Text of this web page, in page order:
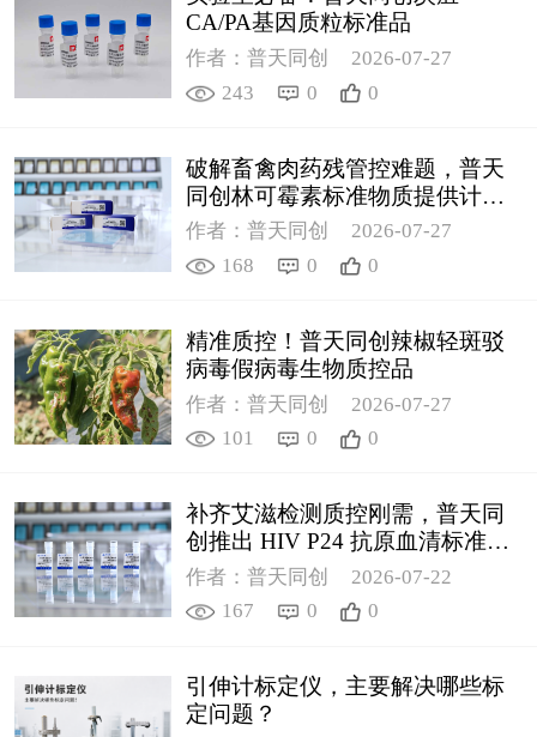
CA/PA基因质粒标准品
作者：普天同创
2026-07-27
243
0 0
破解畜禽肉药残管控难题，普天
同创林可霉素标准物质提供计量
支撑
作者：普天同创
2026-07-27
168
0 0
精准质控！普天同创辣椒轻斑驳
病毒假病毒生物质控品
作者：普天同创
2026-07-27
101
0 0
补齐艾滋检测质控刚需，普天同
创推出 HIV P24 抗原血清标准物
质
作者：普天同创
2026-07-22
167
0 0
引伸计标定仪，主要解决哪些标
定问题？